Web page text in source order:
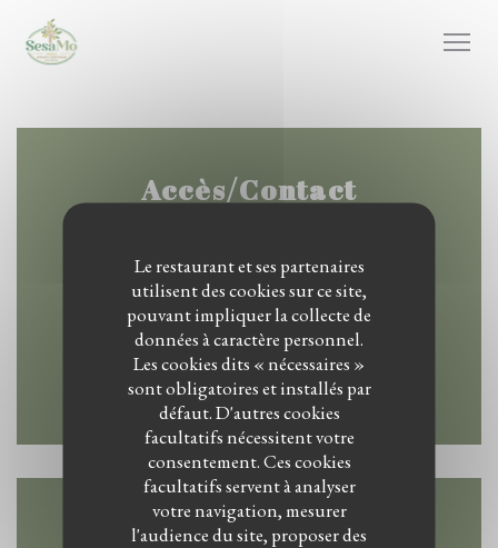
Personnalisation de vos choix en matière de cookies
Le restaurant et ses partenaires
utilisent des cookies sur ce site,
pouvant impliquer la collecte de
données à caractère personnel.
Les cookies dits « nécessaires »
sont obligatoires et installés par
défaut. D'autres cookies
facultatifs nécessitent votre
consentement. Ces cookies
facultatifs servent à analyser
votre navigation, mesurer
l'audience du site, proposer des
Accès/Contact
Ginnekenweg 16 4818 JE Breda((ouvre une
06 43712739
Facebook ((ouvre une nouvelle
Instagram ((ouvre une
Nous contacter